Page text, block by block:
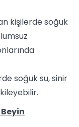
kişilerde soğuk
soğuk su, sinir